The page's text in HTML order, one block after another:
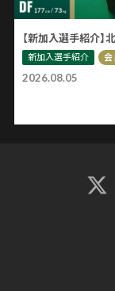
2026.08.05
【新加入選手紹介】
新加入選手紹介